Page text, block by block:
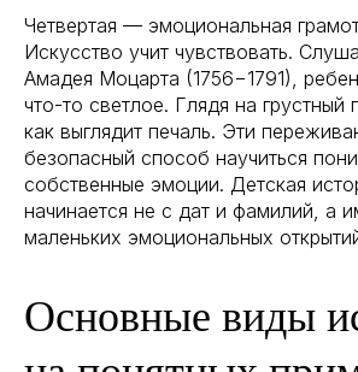
Четвертая — эмоциональная
Искусство учит чувствовать.
Амадея Моцарта (1756−1791),
что-то светлое. Глядя на грустный
как выглядит печаль. Эти
безопасный способ научиться
собственные эмоции. Детская
начинается не с дат и фамилий, а
маленьких эмоциональных
Основные виды